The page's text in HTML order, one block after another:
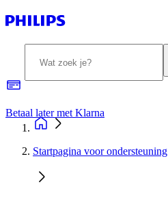
Betaal later met Klarna
Startpagina voor ondersteuning